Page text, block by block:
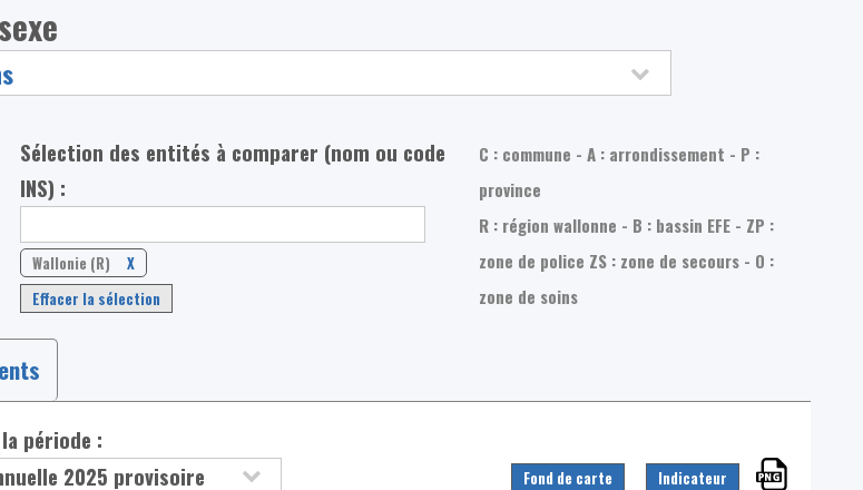
Sélection des entités à comparer (nom ou code
INS) :
Wallonie (R)
X
Effacer la sélection
C : commune - A : arrondissement - P :
province
R : région wallonne - B : bassin EFE - ZP :
zone de police ZS : zone de secours - O :
zone de soins
période :
Fond de carte Indicateur